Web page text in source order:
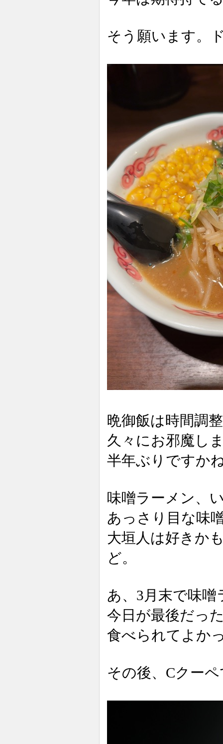
そう願います。
晩御飯は時間調
久々にお邪魔し
半年ぶりですか
味噌ラーメン、
あっさり目な味
大垣人は好きか
ど。
あ、3月末で味
今日が最後だっ
食べられてよか
その後、Cクー